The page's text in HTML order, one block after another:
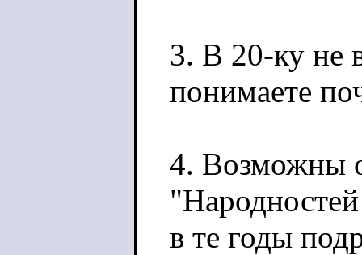
3. В 20-ку не
понимаете
4. Возможны
в те годы